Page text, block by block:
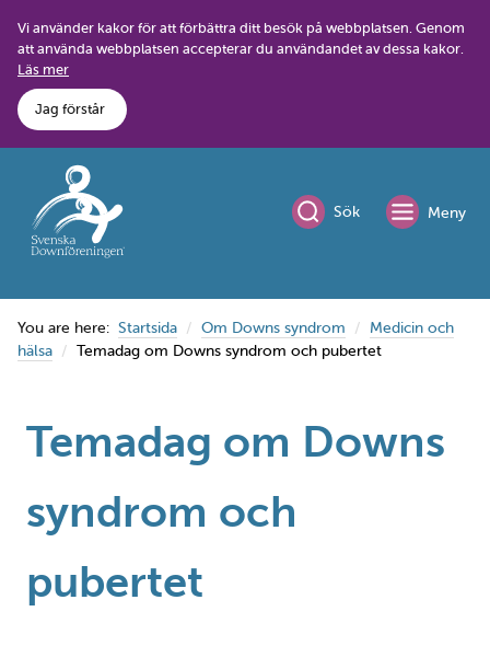
content
Vi använder kakor för att förbättra ditt besök på webbplatsen. Genom
att använda webbplatsen accepterar du användandet av dessa kakor.
Läs mer
Jag förstår
Sök Meny
You are here: Startsida Om Downs syndrom
Medicin och
hälsa
Temadag om Downs syndrom och pubertet
Temadag om Downs
syndrom och
pubertet